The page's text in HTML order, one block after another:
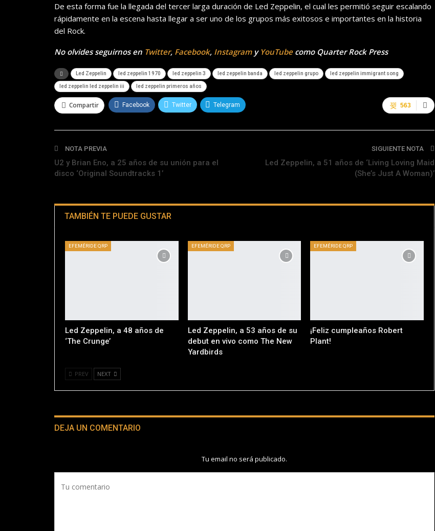
De esta forma fue la llegada del tercer larga duración de Led Zeppelin, el cual les permitió seguir escalando
rápidamente en la escena hasta llegar a ser uno de los grupos más exitosos e importantes en la historia
del Rock.
No olvides seguirnos en Twitter, Facebook, Instagramy YouTubecomo Quarter Rock Press
Led Zeppelin led zeppelin 1970 led zeppelin 3 led zeppelin banda led zeppelin grupo led zeppelin immigrant song
led zeppelin led zeppelin iii led zeppelin primeros años
563
Compartir Facebook Twitter Telegram
NOTA PREVIA
U2 y Brian Eno, a 25 años de su unión para el
disco ‘Original Soundtracks 1’
SIGUIENTE NOTA
Led Zeppelin, a 51 años de ‘Living Loving Maid
(She’s Just A Woman)’
TAMBIÉN TE PUEDE GUSTAR
EFEMÉRIDE QRP
Led Zeppelin, a 48 años de
‘The Crunge’
EFEMÉRIDE QRP
Led Zeppelin, a 53 años de su
debut en vivo como The New
Yardbirds
EFEMÉRIDE QRP
¡Feliz cumpleaños Robert
Plant!
PREV NEXT
DEJA UN COMENTARIO
Tu email no será publicado.